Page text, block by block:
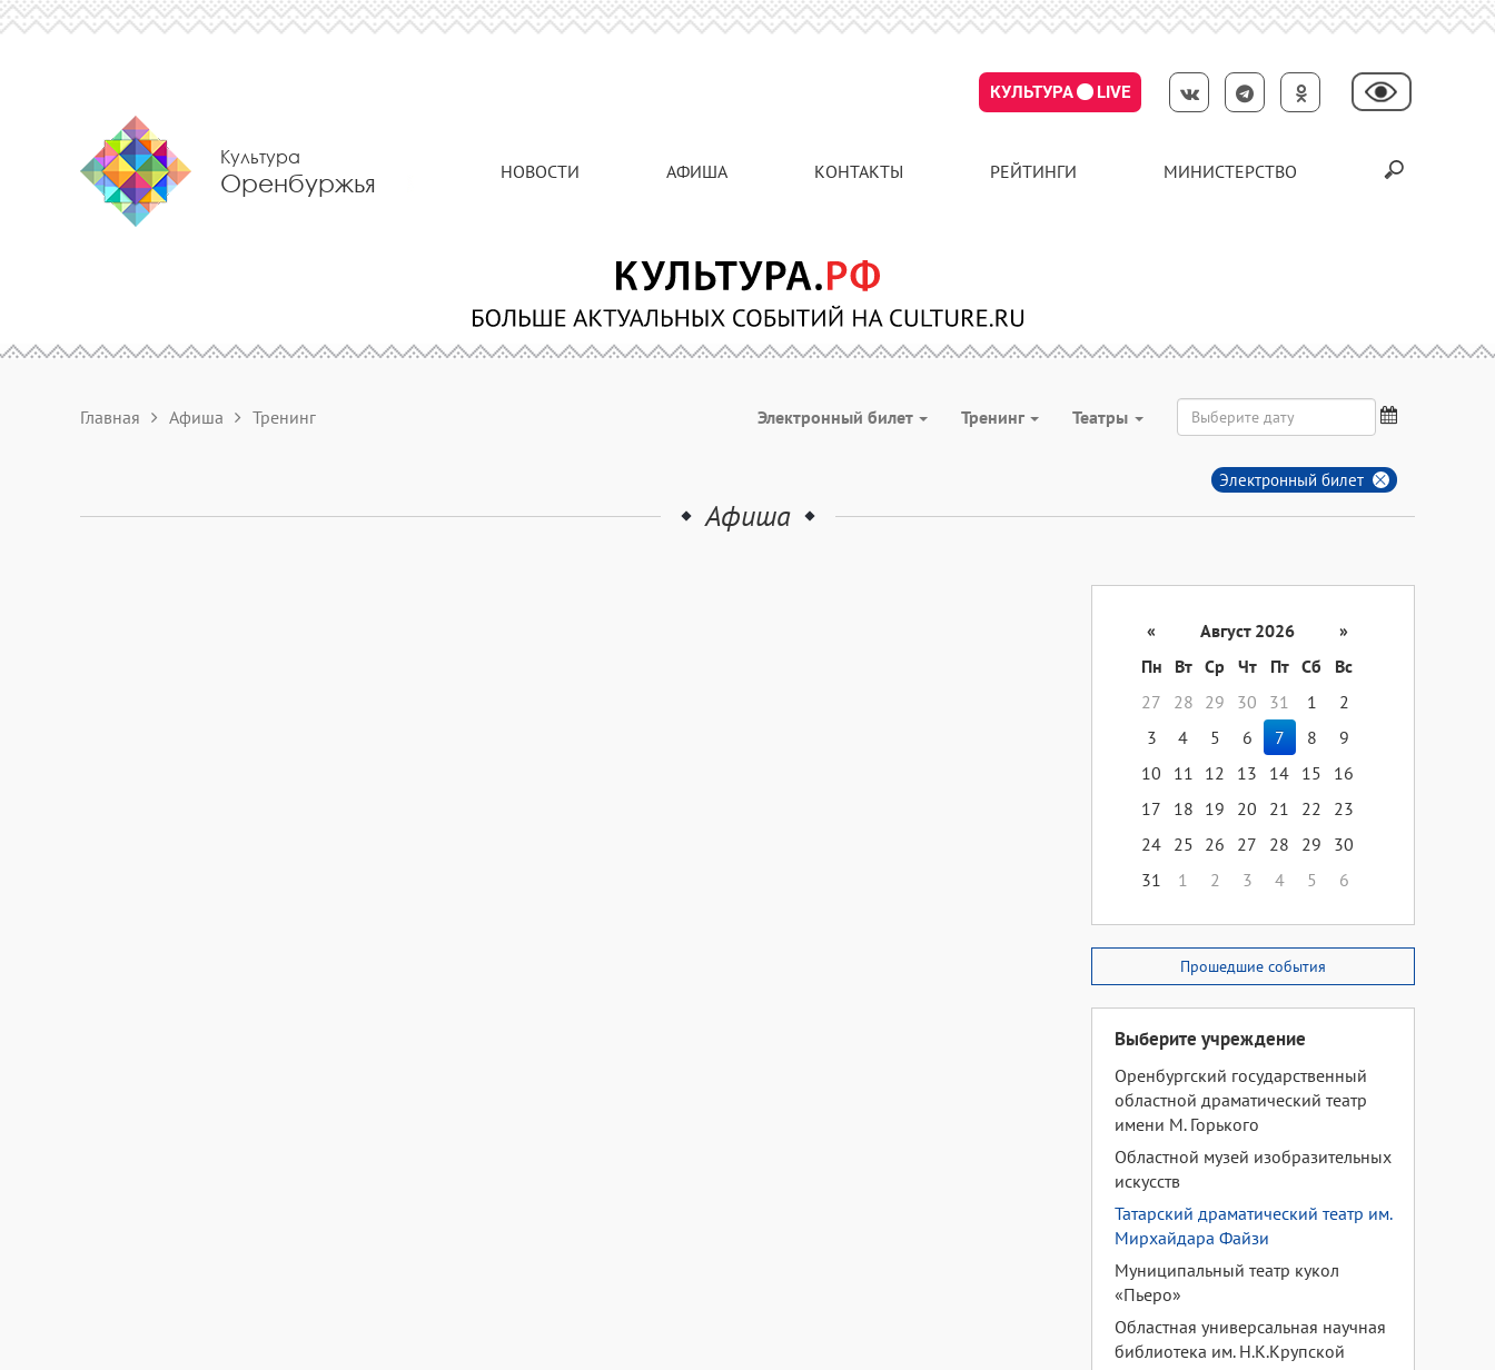
КУЛЬТУРА LIVE
Культура
Оренбуржья НОВОСТИ АФИША КОНТАКТЫ РЕЙТИНГИ МИНИСТЕРСТВО
Главная Афиша Тренинг Электронный билет Тренинг Театры
Электронный билет
Афиша
« Август 2026
»
Пн
Вт Ср Чт Пт Сб
Вс
27
28 29 30 31 1
2
3
4 5 6 7 8
9
10
11 12 13 14 15
16
17
18 19 20 21 22
23
24 25 26 27 28 29
30
31
1 2 3 4 5 6
Прошедшие события
Выберите учреждение
Оренбургский государственный
областной драматический театр
имени М. Горького
Областной музей изобразительных
искусств
Татарский драматический театр им.
Мирхайдара Файзи
Муниципальный театр кукол
«Пьеро»
Областная универсальная научная
библиотека им. Н.К.Крупской